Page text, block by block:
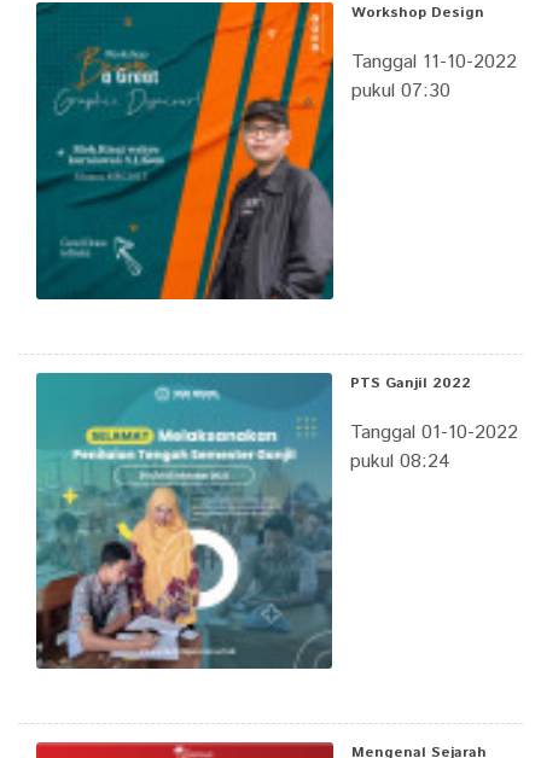
Workshop Design
Tanggal 11-10-2022
pukul 07:30
PTS Ganjil 2022
Tanggal 01-10-2022
pukul 08:24
Mengenal Sejarah